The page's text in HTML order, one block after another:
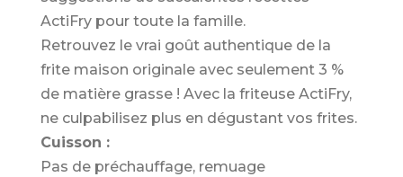
ActiFry pour toute la famille.
Retrouvez le vrai goût authentique de la
frite maison originale avec seulement 3 %
de matière grasse ! Avec la friteuse ActiFry,
ne culpabilisez plus en dégustant vos frites.
Cuisson :
Pas de préchauffage, remuage